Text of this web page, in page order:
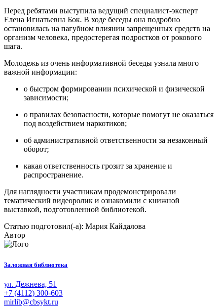
Перед ребятами выступила ведущий специалист-эксперт
Елена Игнатьевна Бок. В ходе беседы она подробно
остановилась на пагубном влиянии запрещенных средств на
организм человека, предостерегая подростков от рокового
шага.
Молодежь из очень информативной беседы узнала много
важной информации:
о быстром формировании психической и физической
зависимости;
о правилах безопасности, которые помогут не оказаться
под воздействием наркотиков;
об административной ответственности за незаконный
оборот;
какая ответственность грозит за хранение и
распространение.
Для наглядности участникам продемонстрировали
тематический видеоролик и ознакомили с книжной
выставкой, подготовленной библиотекой.
Статью подготовил(-а): Мария Кайдалова
Автор
Заложная библиотека
ул. Дежнева, 51
+7 (4112) 300-603
mirlib@cbsykt.ru